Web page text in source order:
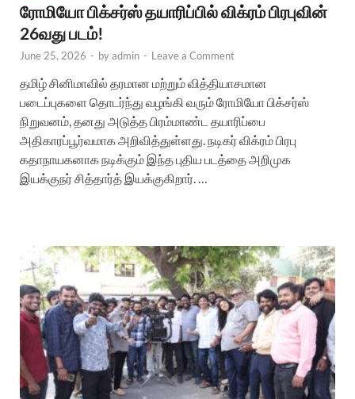
ரோமியோ பிக்சர்ஸ் தயாரிப்பில் விக்ரம் பிரபுவின்
26வது படம்!
June 25, 2026 - byadmin - Leave a Comment
தமிழ் சினிமாவில் தரமான மற்றும் வித்தியாசமான
படைப்புகளை தொடர்ந்து வழங்கி வரும் ரோமியோ பிக்சர்ஸ்
நிறுவனம், தனது அடுத்த பிரம்மாண்ட தயாரிப்பை
அதிகாரப்பூர்வமாக அறிவித்துள்ளது. நடிகர் விக்ரம் பிரபு
கதாநாயகனாக நடிக்கும் இந்த புதிய படத்தை அறிமுக
இயக்குநர் சித்தார்த் இயக்குகிறார். …